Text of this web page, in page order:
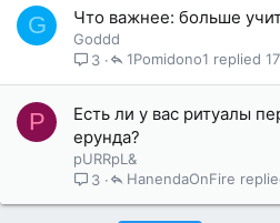
G Что важнее: больше
Goddd
3
1Pomidono1
P
Есть ли у вас ритуалы
ерунда?
pURRpL&
3
HanendaOnFire